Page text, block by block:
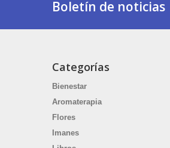
Boletín de noticias
Categorías
Bienestar
Aromaterapia
Flores
Imanes